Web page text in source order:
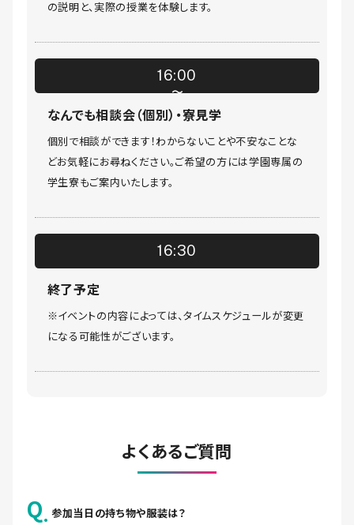
の説明と、実際の授業を体験します。
16:00
なんでも相談会（個別）・寮見学
個別で相談ができます！わからないことや不安なことな
どお気軽にお尋ねください。ご希望の方には学園専属の
学生寮もご案内いたします。
16:30
終了予定
※イベントの内容によっては、タイムスケジュールが変更
になる可能性がございます。
よくあるご質問
Q 参加当日の持ち物や服装は？